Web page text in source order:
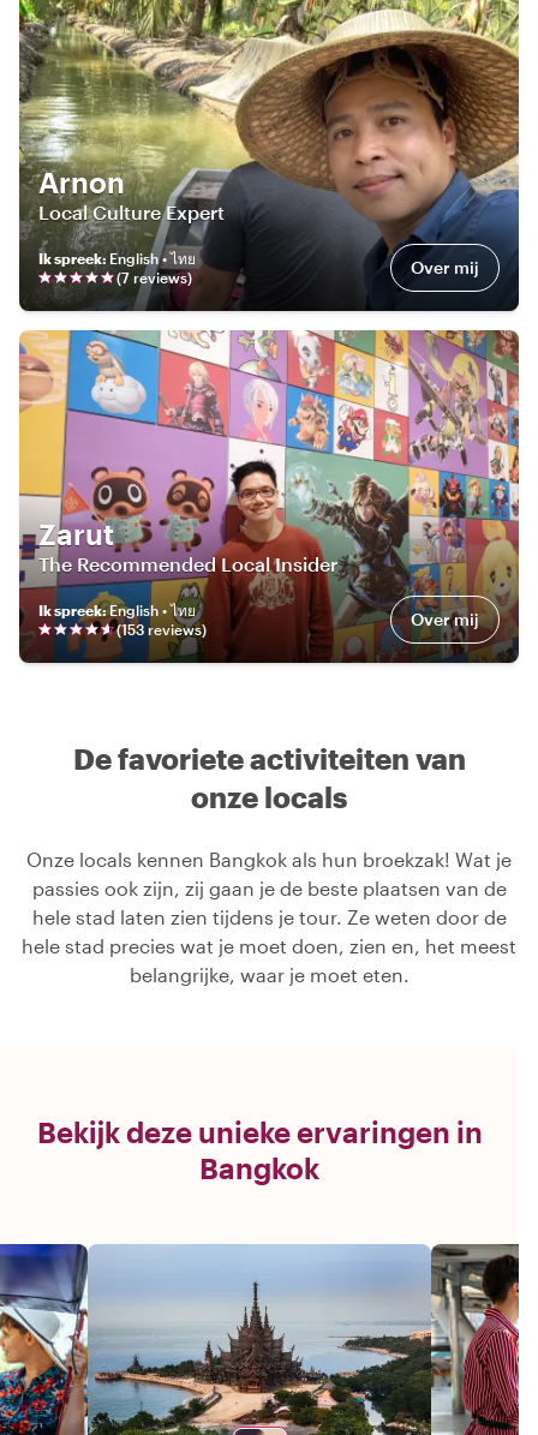
Arnon
Local Culture Expert
Ik spreek: English • ไทย
(7 reviews) Over mij
Zarut
The Recommended Local Insider
Ik spreek:English • ไทย
(153 reviews) Over mij
De favoriete activiteiten van
onze locals
Onze locals kennen Bangkok als hun broekzak! Wat je
passies ook zijn, zij gaan je de beste plaatsen van de
hele stad laten zien tijdens je tour. Ze weten door de
hele stad precies wat je moet doen, zien en, het meest
belangrijke, waar je moet eten.
Bekijk deze unieke ervaringen in
Bangkok